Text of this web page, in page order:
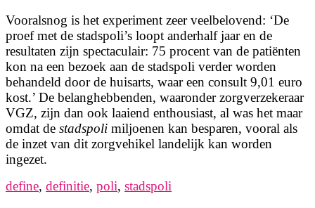
Vooralsnog is het experiment zeer veelbelovend: ‘De
proef met de stadspoli’s loopt anderhalf jaar en de
resultaten zijn spectaculair: 75 procent van de patiënten
kon na een bezoek aan de stadspoli verder worden
behandeld door de huisarts, waar een consult 9,01 euro
kost.’ De belanghebbenden, waaronder zorgverzekeraar
VGZ, zijn dan ook laaiend enthousiast, al was het maar
omdat de stadspoli miljoenen kan besparen, vooral als
de inzet van dit zorgvehikel landelijk kan worden
ingezet.
define, definitie, poli, stadspoli